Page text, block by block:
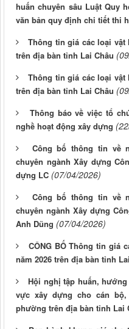
huấn chuyên sâu Luật Quy
văn bản quy định chi tiết thi
Thông tin giá các loại vật
trên địa bàn tỉnh Lai Châu
Thông tin giá các loại vật
trên địa bàn tỉnh Lai Châu
Thông báo về việc tổ
nghề hoạt động xây dựng
Công bố thông tin về
chuyên ngành Xây dựng
dựng LC (07/04/2026)
Công bố thông tin về
chuyên ngành Xây dựng
Anh Dũng (07/04/2026)
CÔNG BỐ Thông tin giá
năm 2026 trên địa bàn tỉnh
Hội nghị tập huấn,
vực xây dựng cho cán
phường trên địa bàn tỉnh Lai